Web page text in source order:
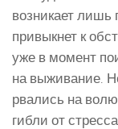
возникает лишь
привыкнет к
уже в момент
на выживание.
рвались на
гибли от